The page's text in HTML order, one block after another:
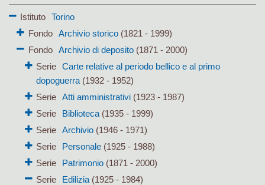
Istituto
Torino
Fondo
Archivio storico(1821 - 1999)
Fondo
Archivio di deposito(1871 - 2000)
Serie Carte relative al periodo bellico e al primo
dopoguerra(1932 - 1952)
Serie Atti amministrativi(1923 - 1987)
Serie
Biblioteca(1935 - 1999)
Serie Archivio(1946 - 1971)
Serie
Personale(1925 - 1988)
Serie
Patrimonio(1871 - 2000)
Serie
Edilizia(1925 - 1984)